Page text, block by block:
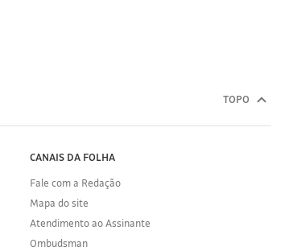
TOPO
CANAIS DA FOLHA
Fale com a Redação
Mapa do site
Atendimento ao Assinante
Ombudsman